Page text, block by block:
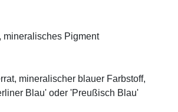
mineralisches Pigment
mineralischer blauer Farbstoff,
Blau' oder 'Preußisch Blau'